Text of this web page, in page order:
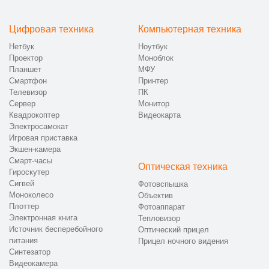
Процедура ремонта телефона Xiaomi в Санкт-Петербурге
выстроена по четкому регламенту, что позволяет исключить
случайные решения и обеспечить стабильный результат на
каждом этапе.
1) Принимаем обращение и уточняем характер
неисправности.
2) Организуем доставку устройства в мастерскую или
через курьера.
3) Проводим диагностику и фиксируем техническое
состояние.
4) Согласовываем перечень работ, стоимость и сроки
выполнения.
5) Выполняем восстановление с установкой
проверенных комплектующих.
6) Проводим финальное тестирование и выдаем
устройство с гарантией.
Если условия позволяют, возможен ремонт смартфонов Xiaomi
на дому в Санкт-Петербурге с выездом специалиста.
Цифровая техника
Нетбук
Проектор
Планшет
Смартфон
Телевизор
Сервер
Квадрокоптер
Электросамокат
Игровая приставка
Экшен-камера
Смарт-часы
Гироскутер
Сигвей
Моноколесо
Плоттер
Электронная книга
Источник бесперебойного
питания
Синтезатор
Видеокамера
Компьютерная техника
Ноутбук
Моноблок
МФУ
Принтер
ПК
Монитор
Видеокарта
Оптическая техника
Фотовспышка
Объектив
Фотоаппарат
Тепловизор
Оптический прицел
Прицел ночного видения